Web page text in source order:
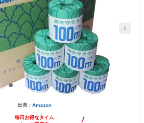
出典： Amazon
毎日お得なタイム